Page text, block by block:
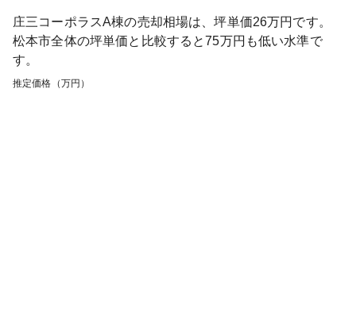
庄三コーポラスA棟の売却相場は、坪単価26万円です。
松本市全体の坪単価と比較すると75万円も低い水準で
す。
推定価格（万円）